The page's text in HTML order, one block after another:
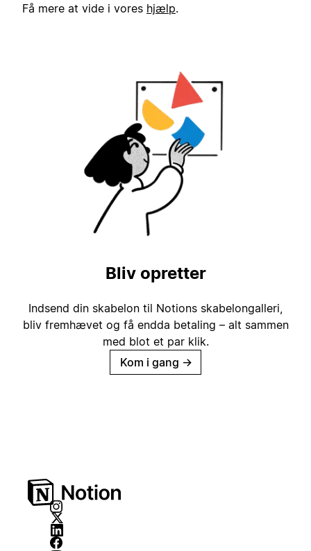
Få mere at vide i vores hjælp.
Bliv opretter
Indsend din skabelon til Notions skabelongalleri,
bliv fremhævet og få endda betaling – alt sammen
med blot et par klik.
Kom i gang →